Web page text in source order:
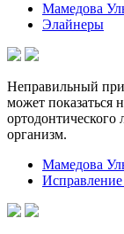
Мамедова
Элайнеры
Неправильный
может показаться
ортодонтического
организм.
Мамедова